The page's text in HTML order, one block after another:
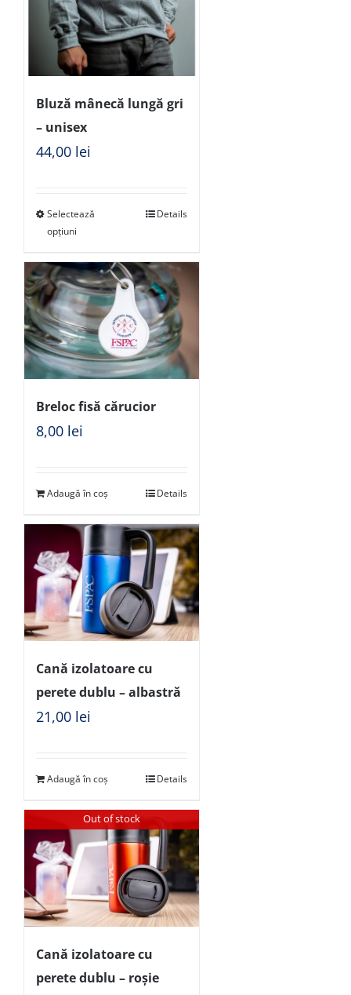
Bluză mânecă lungă gri
– unisex
44,00 lei
Selectează
opțiuni
Details
Breloc fisă cărucior
8,00 lei
Adaugă în coș Details
Cană izolatoare cu
perete dublu – albastră
21,00 lei
Adaugă în coș Details
Out of stock
Cană izolatoare cu
perete dublu – roșie